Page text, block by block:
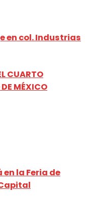
en col. Industrias
CUARTO
MÉXICO
la Feria de